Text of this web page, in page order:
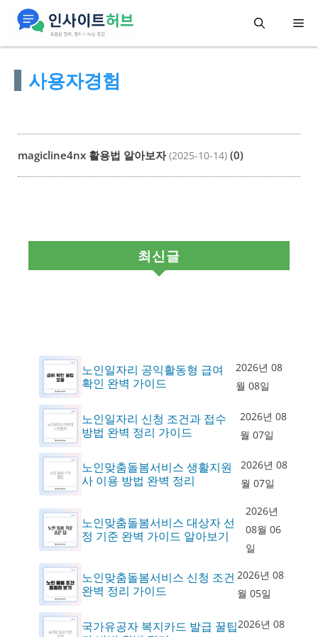
메
사용자경험
magicline4nx 활용법 알아보자 (2025-10-14) (0)
최신글
노인일자리 공익활동형 급여
확인 완벽 가이드
2026년 08
월 08일
노인일자리 신청 조건과 접수
방법 완벽 정리 가이드
2026년 08
월 07일
노인맞춤돌봄서비스 생활지원
사 이용 방법 완벽 정리
2026년 08
월 07일
노인맞춤돌봄서비스 대상자 선
정 기준 완벽 가이드 알아보기
2026년
08월 06
일
노인맞춤돌봄서비스 신청 조건
완벽 정리 가이드
2026년 08
월 05일
국가유공자 복지카드 발급 꿀팁2026년 08